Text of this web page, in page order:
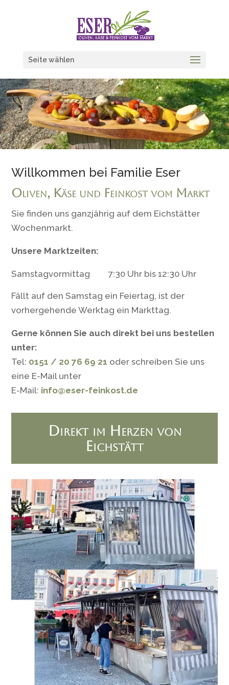
Seite wählen
Willkommen bei Familie Eser
Oliven, Käse und Feinkost vom Markt
Sie finden uns ganzjährig auf dem Eichstätter
Wochenmarkt.
Unsere Marktzeiten:
Samstagvormittag 7:30 Uhr bis 12:30 Uhr
Fällt auf den Samstag ein Feiertag, ist der
vorhergehende Werktag ein Markttag.
Gerne können Sie auch direkt bei uns bestellen
unter:
Tel: 0151 / 20 76 69 21 oder schreiben Sie uns
eine E-Mail unter
E-Mail: info@eser-feinkost.de
Direkt im Herzen von
Eichstätt